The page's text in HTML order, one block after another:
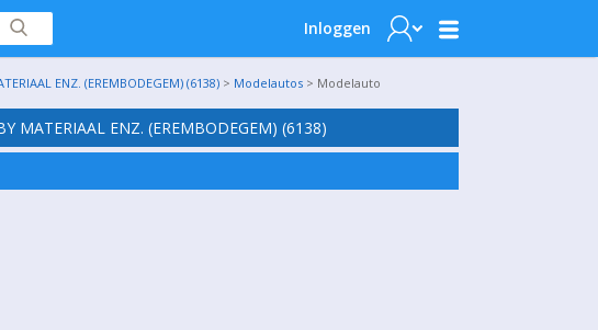
Inloggen
ENZ. (EREMBODEGEM) (6138) > Modelautos > Modelauto
MATERIAAL ENZ. (EREMBODEGEM) (6138)